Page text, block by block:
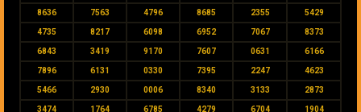
8636 7563 4796 8685 2355 5429
4735 8217 6098 6952 7067 8373
6843 3419 9170 7607 0631 6166
7896 6131 0330 7395 2247 4623
5466 2930 0006 8340 3133 2873
3474 1764 6785 4279 6704 1904